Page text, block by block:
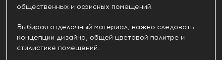
общественных и офисных помещений.
Выбирая отделочный материал, важно следовать
концепции дизайна, общей цветовой палитре и
стилистике помещений.